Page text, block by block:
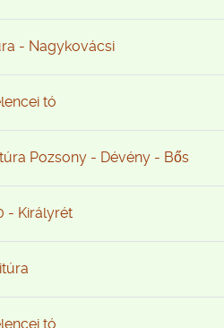
- Nagykovácsi
tó
Pozsony - Dévény - Bős
- Királyrét
tó